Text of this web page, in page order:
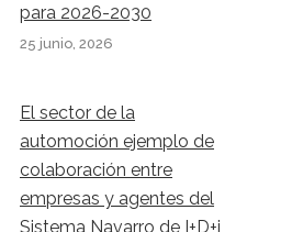
para 2026-2030
25 junio, 2026
El sector de la
automoción ejemplo de
colaboración entre
empresas y agentes del
Sistema Navarro de I+D+i